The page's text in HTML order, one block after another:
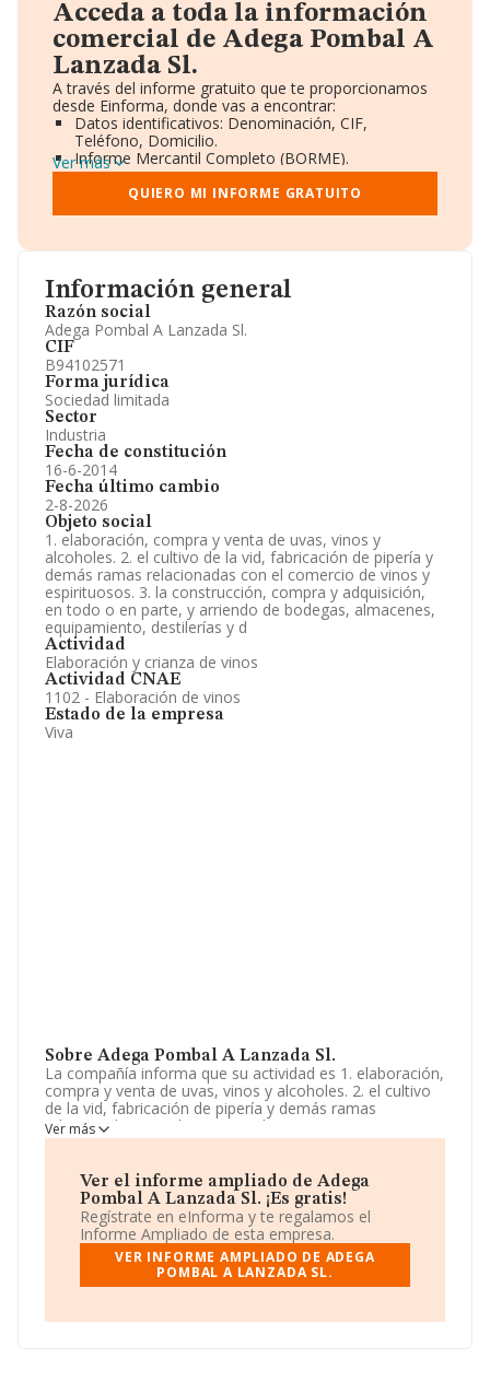
Información general
Razón social
Adega Pombal A Lanzada Sl.
CIF
B94102571
Forma jurídica
Sociedad limitada
Sector
Industria
Fecha de constitución
16-6-2014
Fecha último cambio
2-8-2026
Objeto social
1. elaboración, compra y venta de uvas, vinos y
alcoholes. 2. el cultivo de la vid, fabricación de pipería y
demás ramas relacionadas con el comercio de vinos y
espirituosos. 3. la construcción, compra y adquisición,
en todo o en parte, y arriendo de bodegas, almacenes,
equipamiento, destilerías y d
Actividad
Elaboración y crianza de vinos
Actividad CNAE
1102 - Elaboración de vinos
Estado de la empresa
Viva
Sobre Adega Pombal A Lanzada Sl.
La compañía informa que su actividad es 1. elaboración,
compra y venta de uvas, vinos y alcoholes. 2. el cultivo
de la vid, fabricación de pipería y demás ramas
relacionadas con el comercio de vinos y espirituosos. 3.
la construcción, compra y adquisición, en todo o en
destilerías y d. La empresa aparece inscrita en el
Registro Mercantil como Sociedad Limitada. Tiene
CNAE: 1102 - 'Elaboración de vinos'. La empresa no
tiene actividad en mercados exteriores.
La plantilla permanece igual y teniendo en cuenta la
información disponible en INFORMA, ha dispuesto de
sector.
Ver más
Ver el informe ampliado de Adega
Pombal A Lanzada Sl. ¡Es gratis!
Regístrate en eInforma y te regalamos el
Informe Ampliado de esta empresa.
VER INFORME AMPLIADO DE ADEGA
POMBAL A LANZADA SL.
Acceda a toda la información
comercial de Adega Pombal A
Lanzada Sl.
A través del informe gratuito que te proporcionamos
desde Einforma, donde vas a encontrar:
Datos identificativos: Denominación, CIF,
Teléfono, Domicilio.
Informe Mercantil Completo (BORME).
Gráficos de Evolución Ventas y Empleados.
Consejo de Administración y Administradores.
Directivos y Ejecutivos.
Información oficial y registral complementaria.
Ver más
QUIERO MI INFORME GRATUITO